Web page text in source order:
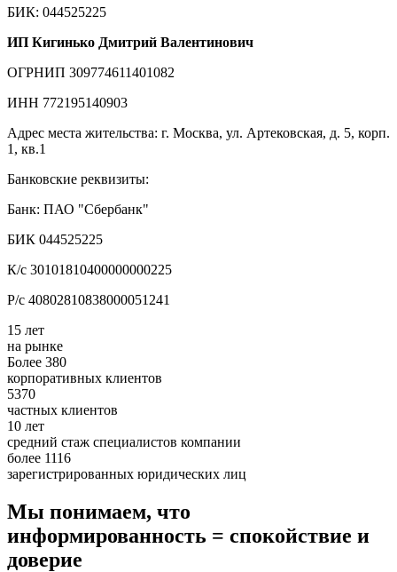
БИК: 044525225
ИП Кигинько Дмитрий Валентинович
ОГРНИП 309774611401082
ИНН 772195140903
Адрес места жительства: г. Москва, ул. Артековская, д. 5, корп.
1, кв.1
Банковские реквизиты:
Банк: ПАО "Сбербанк"
БИК 044525225
К/с 30101810400000000225
Р/с 40802810838000051241
15 лет
на рынке
Более 380
корпоративных клиентов
5370
частных клиентов
10 лет
средний стаж специалистов компании
более 1116
зарегистрированных юридических лиц
Мы понимаем, что
информированность = спокойствие и
доверие